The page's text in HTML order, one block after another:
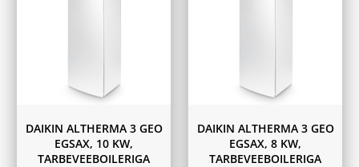
DAIKIN ALTHERMA 3 GEO
EGSAX, 10 KW,
TARBEVEEBOILERIGA
DAIKIN ALTHERMA 3 GEO
EGSAX, 8 KW,
TARBEVEEBOILERIGA